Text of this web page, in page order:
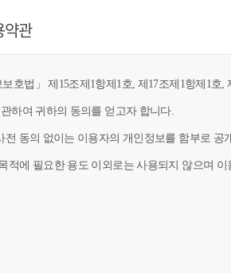
약관
호법」 제15조제1항제1호, 제17조제1항제1호,
하여 귀하의 동의를 얻고자 합니다.
동의 없이는 이용자의 개인정보를 함부로
적에 필요한 용도 이외로는 사용되지 않으며